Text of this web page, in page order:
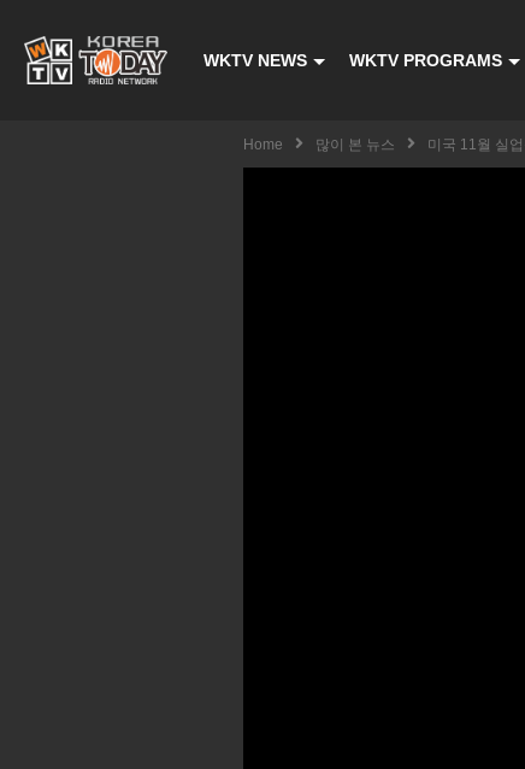
WKTV NEWS WKTV PROGRAMS
Home 많이 본 뉴스 미국 11월 실